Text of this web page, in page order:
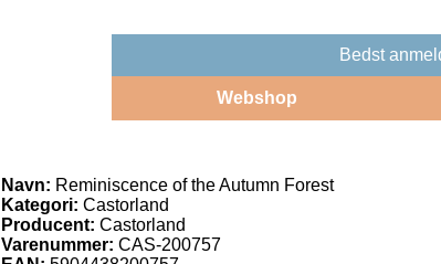
Bedst
Webshop
Navn: Reminiscence of the Autumn Forest
Kategori: Castorland
Producent: Castorland
Varenummer: CAS-200757